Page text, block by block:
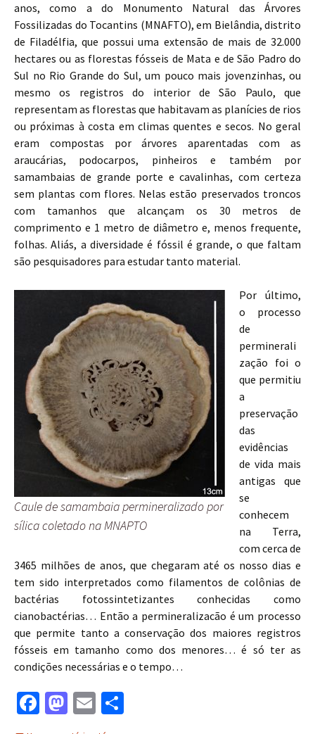
anos, como a do Monumento Natural das Árvores
Fossilizadas do Tocantins (MNAFTO), em Bielândia, distrito
de Filadélfia, que possui uma extensão de mais de 32.000
hectares ou as florestas fósseis de Mata e de São Padro do
Sul no Rio Grande do Sul, um pouco mais jovenzinhas, ou
mesmo os registros do interior de São Paulo, que
representam as florestas que habitavam as planícies de rios
ou próximas à costa em climas quentes e secos. No geral
eram compostas por árvores aparentadas com as
araucárias, podocarpos, pinheiros e também por
samambaias de grande porte e cavalinhas, com certeza
sem plantas com flores. Nelas estão preservados troncos
com tamanhos que alcançam os 30 metros de
comprimento e 1 metro de diâmetro e, menos frequente,
folhas. Aliás, a diversidade é fóssil é grande, o que faltam
são pesquisadores para estudar tanto material.
Caule de samambaia permineralizado por
sílica coletado na MNAPTO
Por último,
o processo
de
perminerali
zação foi o
que permitiu
a
preservação
das
evidências
de vida mais
antigas que
se
conhecem
na Terra,
com cerca de
3465 milhões de anos, que chegaram até os nosso dias e
tem sido interpretados como filamentos de colônias de
bactérias fotossintetizantes conhecidas como
cianobactérias… Então a permineralizacão é um processo
que permite tanto a conservação dos maiores registros
fósseis em tamanho como dos menores… é só ter as
condições necessárias e o tempo…
Fa M
as
E
m